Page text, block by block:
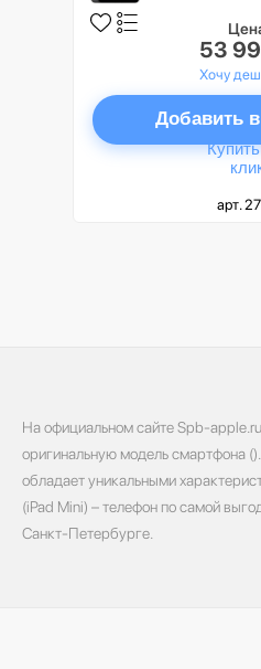
53
Хочу
Добавить
арт.
На официальном сайте Spb-
оригинальную модель смартфона
обладает уникальными
(iPad Mini) – телефон по самой
Санкт-Петербурге.